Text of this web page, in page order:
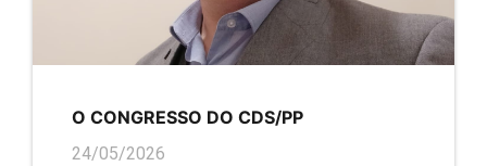
O CONGRESSO DO CDS/PP
24/05/2026